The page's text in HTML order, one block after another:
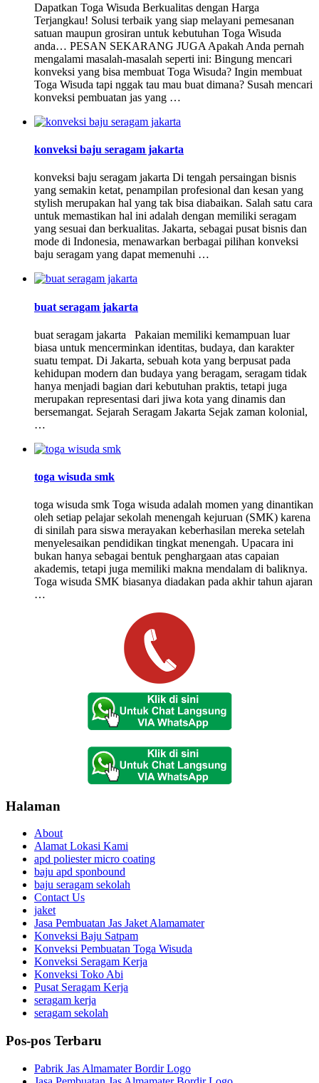
Dapatkan Toga Wisuda Berkualitas dengan Harga
Terjangkau! Solusi terbaik yang siap melayani pemesanan
satuan maupun grosiran untuk kebutuhan Toga Wisuda
anda… PESAN SEKARANG JUGA Apakah Anda pernah
mengalami masalah-masalah seperti ini: Bingung mencari
konveksi yang bisa membuat Toga Wisuda? Ingin membuat
Toga Wisuda tapi nggak tau mau buat dimana? Susah mencari
konveksi pembuatan jas yang …
konveksi baju seragam jakarta
konveksi baju seragam jakarta Di tengah persaingan bisnis
yang semakin ketat, penampilan profesional dan kesan yang
stylish merupakan hal yang tak bisa diabaikan. Salah satu cara
untuk memastikan hal ini adalah dengan memiliki seragam
yang sesuai dan berkualitas. Jakarta, sebagai pusat bisnis dan
mode di Indonesia, menawarkan berbagai pilihan konveksi
baju seragam yang dapat memenuhi …
buat seragam jakarta
buat seragam jakarta Pakaian memiliki kemampuan luar
biasa untuk mencerminkan identitas, budaya, dan karakter
suatu tempat. Di Jakarta, sebuah kota yang berpusat pada
kehidupan modern dan budaya yang beragam, seragam tidak
hanya menjadi bagian dari kebutuhan praktis, tetapi juga
merupakan representasi dari jiwa kota yang dinamis dan
bersemangat. Sejarah Seragam Jakarta Sejak zaman kolonial,
…
toga wisuda smk
toga wisuda smk Toga wisuda adalah momen yang dinantikan
oleh setiap pelajar sekolah menengah kejuruan (SMK) karena
di sinilah para siswa merayakan keberhasilan mereka setelah
menyelesaikan pendidikan tingkat menengah. Upacara ini
bukan hanya sebagai bentuk penghargaan atas capaian
akademis, tetapi juga memiliki makna mendalam di baliknya.
Toga wisuda SMK biasanya diadakan pada akhir tahun ajaran
…
Halaman
About
Alamat Lokasi Kami
apd poliester micro coating
baju apd sponbound
baju seragam sekolah
Contact Us
jaket
Jasa Pembuatan Jas Jaket Alamamater
Konveksi Baju Satpam
Konveksi Pembuatan Toga Wisuda
Konveksi Seragam Kerja
Konveksi Toko Abi
Pusat Seragam Kerja
seragam kerja
seragam sekolah
Pos-pos Terbaru
Pabrik Jas Almamater Bordir Logo